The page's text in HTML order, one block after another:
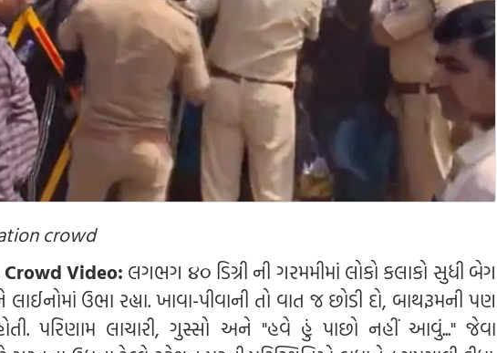
crowd
Video: લગભગ ૪૦ ડિગ્રી ની ગરમમીમાં લોકો કલાકો સુધી બેગ
ઉભા રહ્યા. ખાવા-પીવાની તો વાત જ છોડી દો, બાથરૂમની પણ
પરિણામ લાચારી, ગુસ્સો અને "હવે હું પાછો નહીં આવું..." જેવા